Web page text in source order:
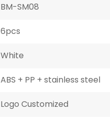
BM-SM08
6pcs
White
ABS + PP + stainless steel
Logo Customized